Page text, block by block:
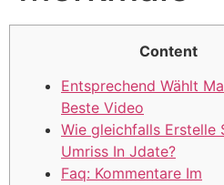
Content
Entsprechend Wählt
Beste Video
Wie gleichfalls Erstelle
Umriss In Jdate?
Faq: Kommentare Im